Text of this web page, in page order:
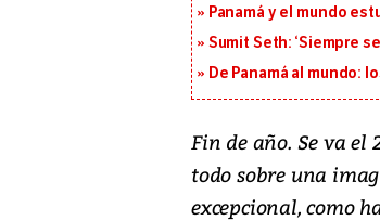
Panamá y el mundo
Sumit Seth: ‘Siempre
De Panamá al mundo:
Fin de año. Se va el
todo sobre una
excepcional, como